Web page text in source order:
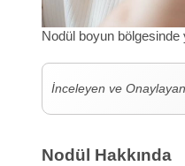
Nodül boyun bölgesinde
İnceleyen ve
Nodül Hakkında